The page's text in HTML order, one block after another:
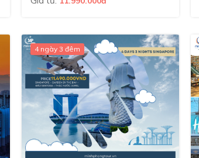
4 ngày 3 đêm